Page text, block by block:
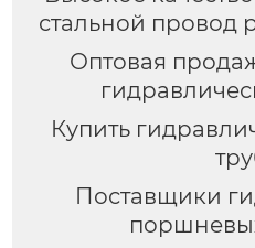
стальной провод
Оптовая
Купить
Поставщики